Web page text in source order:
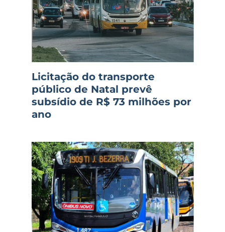
Licitação do transporte
público de Natal prevê
subsídio de R$ 73 milhões por
ano